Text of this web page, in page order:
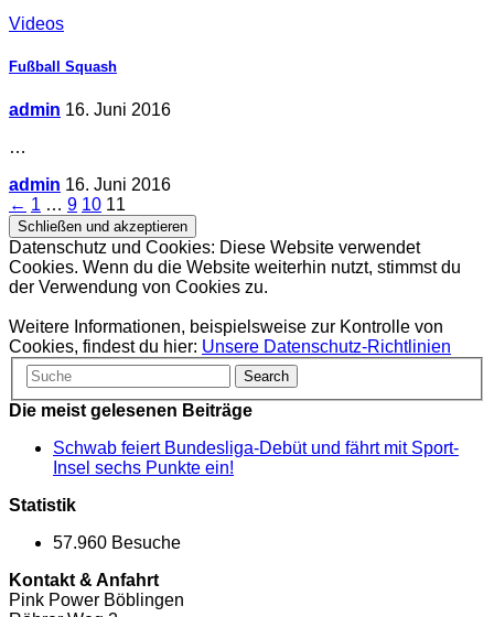
Videos
Fußball Squash
admin 16. Juni 2016
…
admin 16. Juni 2016
Seitennummerierung
der
Beiträge
← 1 … 9 10 11
Datenschutz und Cookies: Diese Website verwendet
Cookies. Wenn du die Website weiterhin nutzt, stimmst du
der Verwendung von Cookies zu.
Weitere Informationen, beispielsweise zur Kontrolle von
Cookies, findest du hier: Unsere Datenschutz-Richtlinien
Die meist gelesenen Beiträge
Schwab feiert Bundesliga-Debüt und fährt mit Sport-
Insel sechs Punkte ein!
Statistik
57.960 Besuche
Kontakt & Anfahrt
Pink Power Böblingen